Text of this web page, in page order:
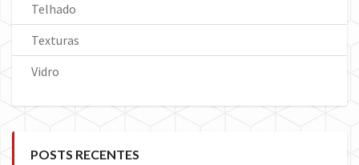
Telhado
Texturas
Vidro
POSTS RECENTES